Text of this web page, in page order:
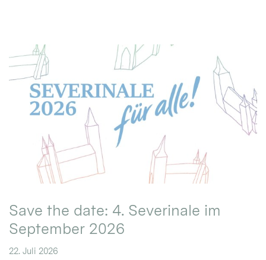
Save the date: 4. Severinale im
September 2026
22. Juli 2026